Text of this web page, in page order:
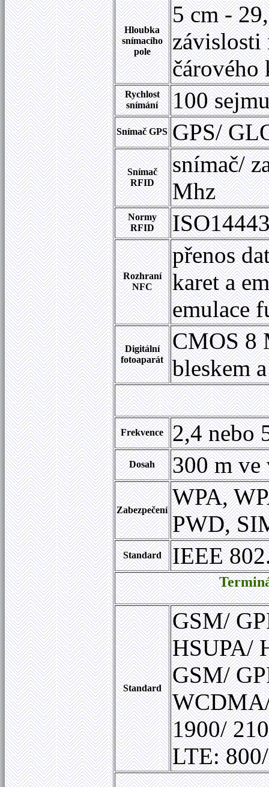
Hloubka
snímacího
pole
5 cm -
závislosti
čárového
Rychlost
snímání
100
Snímač GPS GPS/
Snímač
RFID
snímač/
Mhz
Normy
RFID
Rozhraní
NFC
přenos
karet a
emulace
Digitální
fotoaparát
CMOS 8
bleskem
Frekvence 2,4nebo
Dosah 300 m ve
Zabezpečení
WPA,
PWD,
Standard IEEE
Standard
GSM/
HSUPA/
GSM/
1900/
LTE: